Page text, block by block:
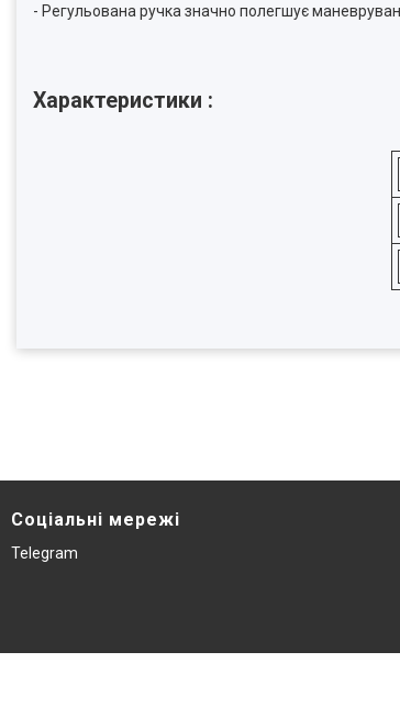
- Регульована ручка значно полегшує
Характеристики :
Соціальні мережі
Telegram